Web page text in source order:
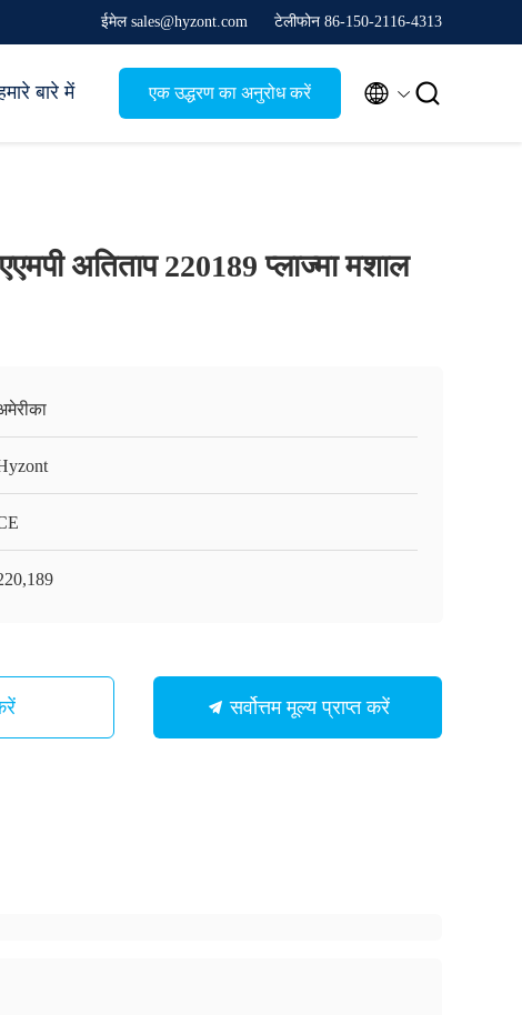
ईमेल sales@hyzont.com टेलीफोन 86-150-2116-4313
बारे में एक उद्धरण का अनुरोध करें  
अतिताप 220189 प्लाज्मा मशाल
सर्वोत्तम मूल्य प्राप्त करें